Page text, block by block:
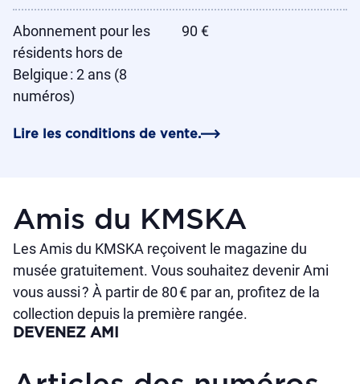
Abonnement pour les
résidents hors de
Belgique : 2 ans (8
numéros)
90 €
Lire les conditions de vente.
Amis du KMSKA
Les Amis du KMSKA reçoivent le magazine du
musée gratuitement. Vous souhaitez devenir Ami
vous aussi ? À partir de 80 € par an, profitez de la
collection depuis la première rangée.
DEVENEZ AMI